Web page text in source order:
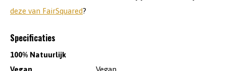
deze van FairSquared?
Specificaties
100% Natuurlijk
Vegan
Vegan